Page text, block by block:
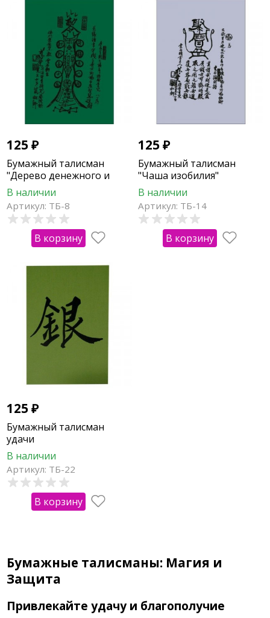
125₽
Бумажный талисман
"Дерево денежного и
карьерного роста"
В наличии
Артикул: ТБ-8
В корзину
125₽
Бумажный талисман
"Чаша изобилия"
В наличии
Артикул: ТБ-14
В корзину
125₽
Бумажный талисман
удачи
В наличии
Артикул: ТБ-22
В корзину
Бумажные талисманы: Магия и
Защита
Привлекайте удачу и благополучие